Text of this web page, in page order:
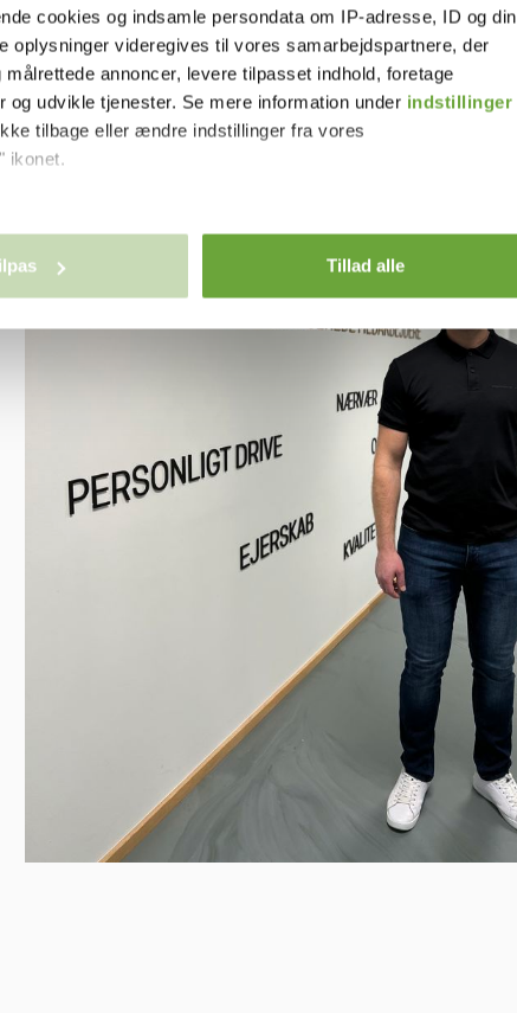
cookies og indsamle persondata om IP-adresse, ID og din
videregives til vores samarbejdspartnere, der
annoncer, levere tilpasset indhold, foretage
udvikle tjenester. Se mere information under indstillinger
tilbage eller ændre indstillinger fra vores
ikonet.
karakteristika (fingerprinting)
at vise dig funktioner til sociale medier og til at analysere
med vores partnere inden for sociale medier,
kombinere disse data med andre oplysninger, du har givet
Tillad alle